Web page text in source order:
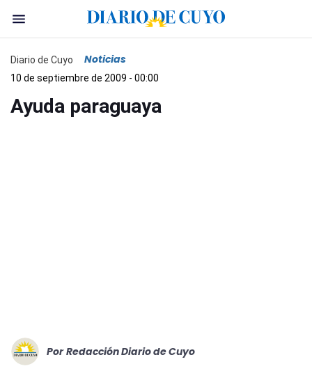
Diario de Cuyo Noticias
10 de septiembre de 2009 - 00:00
Ayuda paraguaya
Por Redacción Diario de Cuyo